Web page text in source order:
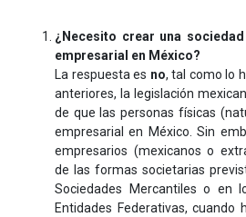
¿Necesito crear una
empresarial en México?
La respuesta es no, tal como lo
anteriores, la legislación
de que las personas físicas
empresarial en México. Sin
empresarios (mexicanos o
de las formas societarias
Sociedades Mercantiles o en
Entidades Federativas, cuando